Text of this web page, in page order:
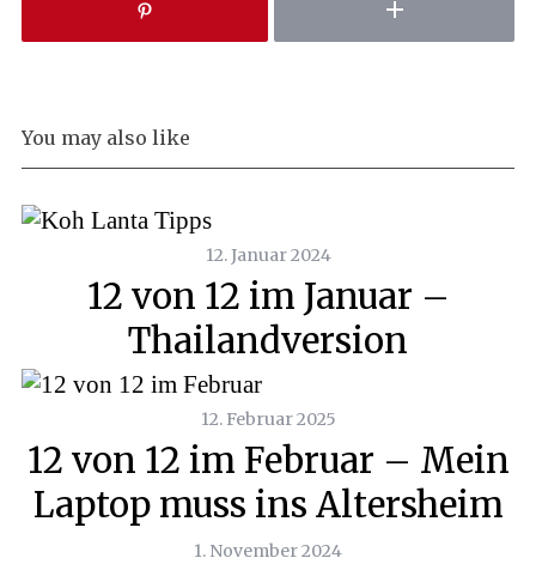
You may also like
12. Januar 2024
12 von 12 im Januar –
Thailandversion
12. Februar 2025
12 von 12 im Februar – Mein
Laptop muss ins Altersheim
1. November 2024